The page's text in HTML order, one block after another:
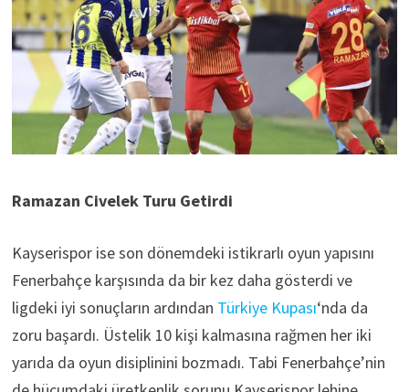
Ramazan Civelek Turu Getirdi
Kayserispor ise son dönemdeki istikrarlı oyun yapısını
Fenerbahçe karşısında da bir kez daha gösterdi ve
ligdeki iyi sonuçların ardından Türkiye Kupası‘nda da
zoru başardı. Üstelik 10 kişi kalmasına rağmen her iki
yarıda da oyun disiplinini bozmadı. Tabi Fenerbahçe’nin